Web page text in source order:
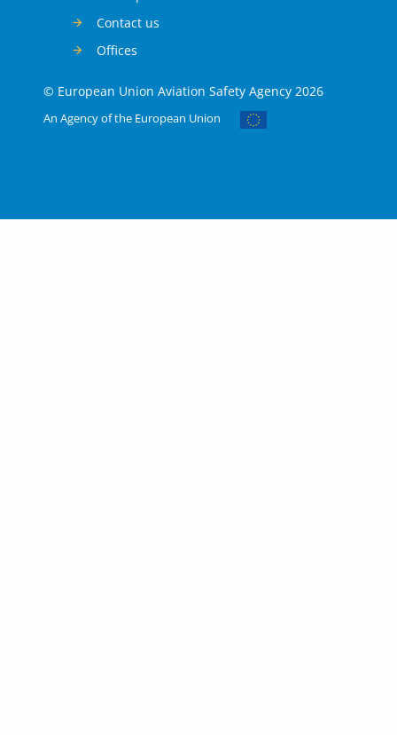
Contact us
Offices
© European Union Aviation Safety Agency 2026
An Agency of the European Union